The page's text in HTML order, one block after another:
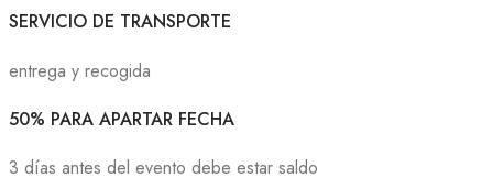
SERVICIO DE TRANSPORTE
entrega y recogida
50% PARA APARTAR FECHA
3 días antes del evento debe estar saldo